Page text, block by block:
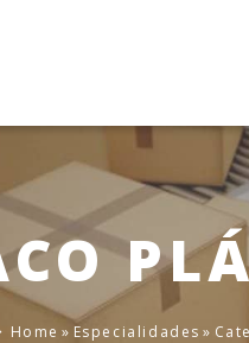
Home » Especialidades »